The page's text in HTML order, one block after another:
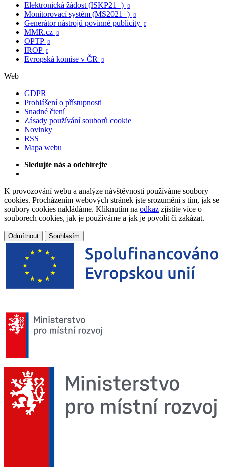
Elektronická žádost (ISKP21+)

Monitorovací systém (MS2021+) 
Generátor nástrojů povinné publicity 
MMR.cz 
OPTP 
IROP 
Evropská komise v ČR 
Web
GDPR
Prohlášení o přístupnosti
Snadné čtení
Zásady používání souborů cookie
Novinky
RSS
Mapa webu
Sledujte nás a odebírejte
K provozování webu a analýze návštěvnosti používáme soubory
cookies. Procházením webových stránek jste srozuměni s tím, jak se
soubory cookies nakládáme. Kliknutím na odkaz zjistíte více o
souborech cookies, jak je používáme a jak je povolit či zakázat.
Odmítnout Souhlasím